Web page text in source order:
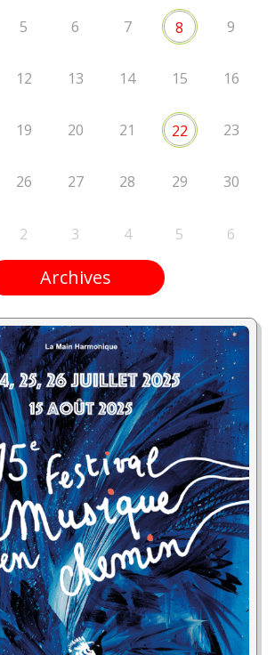
5 6 7 8 9
12 13 14 15 16
19 20 21 22 23
26 27 28 29 30
2 3 4 5 6
Archives